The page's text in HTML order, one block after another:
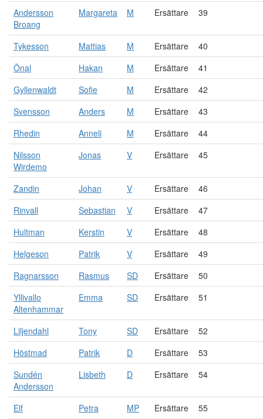
Andersson
Broang
Margareta M Ersättare 39
Tykesson Mattias M Ersättare
40
Önal
Hakan M Ersättare
41
Gyllenwaldt
Sofie M Ersättare
42
Svensson
Anders M Ersättare
43
Rhedin
Anneli M Ersättare
44
Nilsson
Wirdemo
Jonas V Ersättare 45
Zandin Johan V Ersättare
46
Rinvall
Sebastian V Ersättare
47
Hultman
Kerstin V Ersättare
48
Helgeson
Patrik V Ersättare
49
Ragnarsson
Rasmus SD Ersättare
50
Yllivallo
Altenhammar
Emma SD Ersättare 51
Liljendahl Tony SD Ersättare
52
Höstmad
Patrik D Ersättare
53
Sundén
Andersson
Lisbeth D Ersättare 54
Elf Petra MP Ersättare 55